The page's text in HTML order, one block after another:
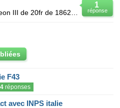
1
réponse
F43
4 réponses
avec INPS italie